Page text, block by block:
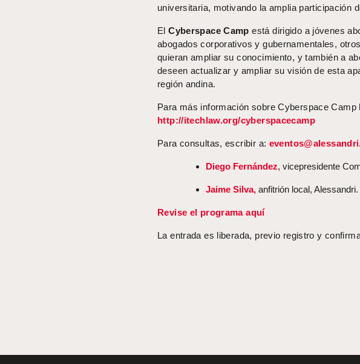
universitaria, motivando la amplia participación
ElCyberspace Camp está dirigido a jóvenes
abogados corporativos y gubernamentales,
quieran ampliar su conocimiento, y también a
deseen actualizar y ampliar su visión de esta
región andina.
Para más información sobre Cyberspace Camp
http://itechlaw.org/cyberspacecamp
Para consultas, escribir a:
Diego Fernández, vicepresidente
Jaime Silva, anfitrión local, Alessandri.
Revise el programa aquí
La entrada es liberada, previo registro y